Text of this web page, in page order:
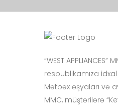
“WEST
respublikamıza
Mətbəx əşyaları və
MMC, müştərilərə